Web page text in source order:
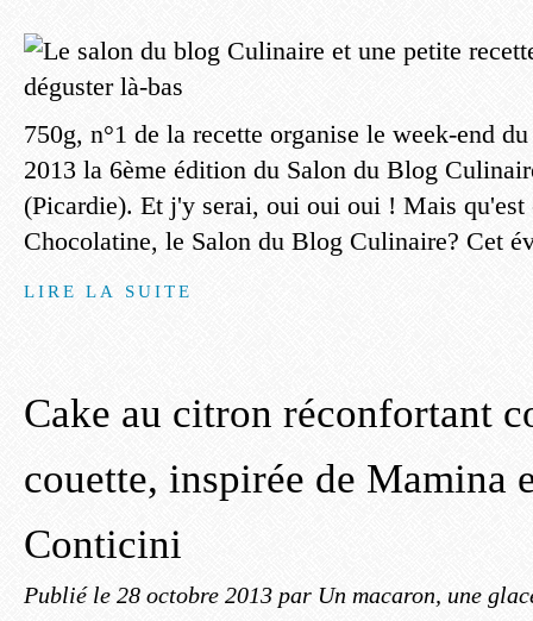
750g, n°1 de la recette organise le week-end
2013 la 6ème édition du Salon du Blog
(Picardie). Et j'y serai, oui oui oui ! Mais qu'est
Chocolatine, le Salon du Blog Culinaire? Cet
LIRE LA SUITE
Cake au citron réconfortant
couette, inspirée de Mamina
Conticini
Publié le 28 octobre 2013 par Un macaron, une